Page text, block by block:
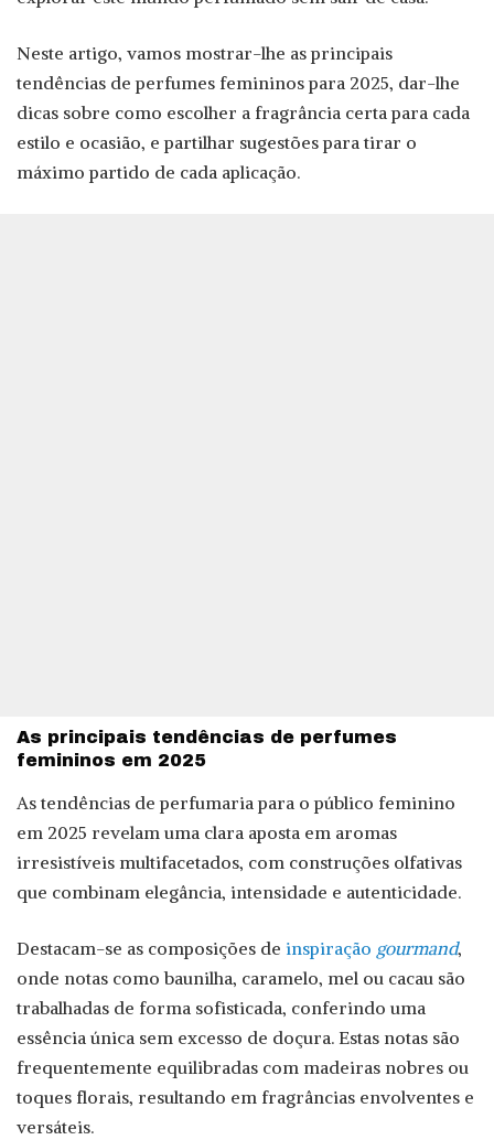
Neste artigo, vamos mostrar-lhe as principais
tendências de perfumes femininos para 2025, dar-lhe
dicas sobre como escolher a fragrância certa para cada
estilo e ocasião, e partilhar sugestões para tirar o
máximo partido de cada aplicação.
As principais tendências de perfumes
femininos em 2025
As tendências de perfumaria para o público feminino
em 2025 revelam uma clara aposta em aromas
irresistíveis multifacetados, com construções olfativas
que combinam elegância, intensidade e autenticidade.
Destacam-se as composições de inspiração gourmand,
onde notas como baunilha, caramelo, mel ou cacau são
trabalhadas de forma sofisticada, conferindo uma
essência única sem excesso de doçura. Estas notas são
frequentemente equilibradas com madeiras nobres ou
toques florais, resultando em fragrâncias envolventes e
versáteis.